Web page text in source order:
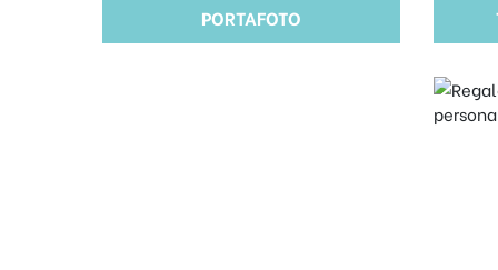
PORTAFOTO